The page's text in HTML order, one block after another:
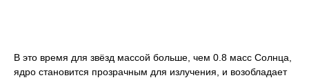
В это время для звёзд массой больше, чем 0.8 масс Солнца,
ядро становится прозрачным для излучения, и возобладает